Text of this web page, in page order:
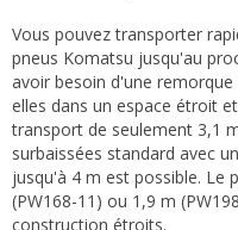
Vous pouvez transporter
pneus Komatsu jusqu'au
avoir besoin d'une
elles dans un espace étroit
transport de seulement 3,1
surbaissées standard avec
jusqu'à 4 m est possible. Le
(PW168-11) ou 1,9 m
construction étroits.